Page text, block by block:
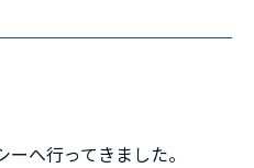
へ行ってきました。